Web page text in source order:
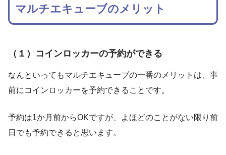
マルチエキューブのメリット
（１）コインロッカーの予約ができる
なんといってもマルチエキューブの一番のメリットは、事
前にコインロッカーを予約できることです。
予約は1か月前からOKですが、よほどのことがない限り前
日でも予約できると思います。